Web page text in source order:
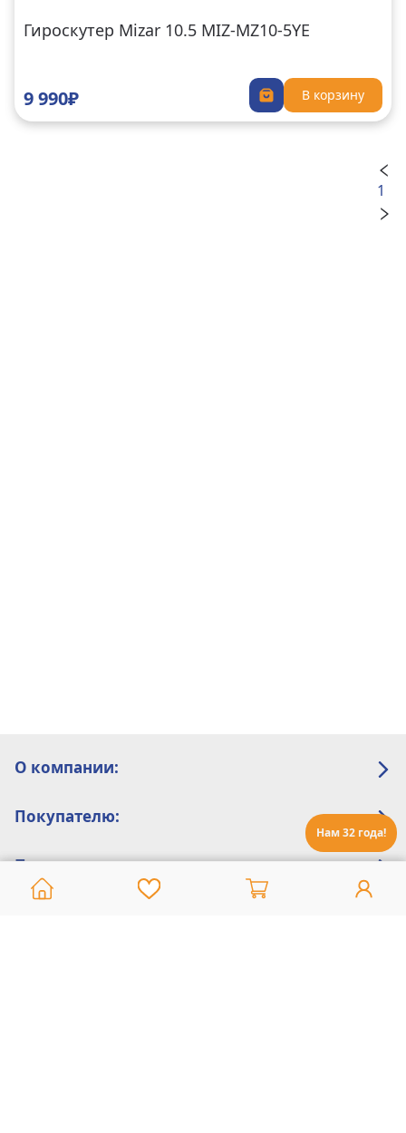
Нам 32 года!
Гироскутер Mizar 10.5 MIZ-MZ10-5YE
9 990₽ В корзину
1
О компании:
Покупателю:
Помощь: